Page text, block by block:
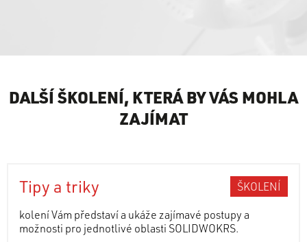
DALŠÍ ŠKOLENÍ, KTERÁ BY VÁS MOHLA
ZAJÍMAT
Tipy a triky
ŠKOLENÍ
kolení Vám představí a ukáže zajímavé postupy a
možnosti pro jednotlivé oblasti SOLIDWOKRS.